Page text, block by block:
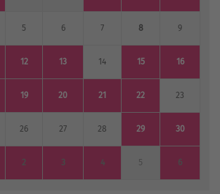
5 6 7 8 9
12 13 14 15 16
19 20 21 22 23
26 27 28 29 30
2 3 4 5 6